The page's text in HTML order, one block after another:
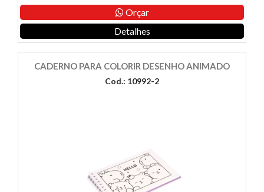
Orçar
Detalhes
CADERNO PARA COLORIR DESENHO ANIMADO
Cod.: 10992-2